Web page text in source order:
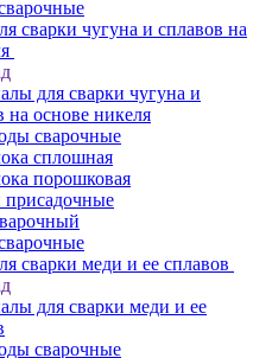
сварки чугуна и сплавов на
для сварки чугуна и
на основе никеля
сварочные
сплошная
порошковая
сварки меди и ее сплавов
для сварки меди и ее
сварочные